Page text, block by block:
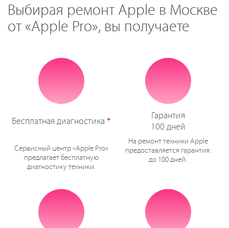
Выбирая ремонт Apple в Москве
от «Apple Pro», вы получаете
Бесплатная диагностика *
Сервисный центр «Apple Pro»
предлагает бесплатную
диагностику техники.
Гарантия
100 дней
На ремонт техники Apple
предоставляется гарантия:
до 100 дней.